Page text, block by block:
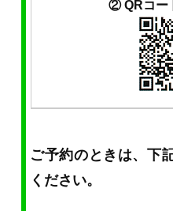
② QRコー
ご予約のときは、下
ください。